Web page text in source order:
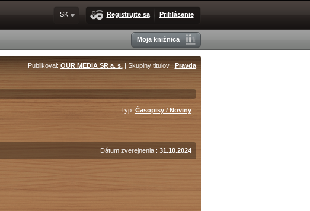
Registrujte sa Prihlásenie
SK
Moja knižnica
Publikoval: OUR MEDIA SR a. s.| Skupiny titulov : Pravda
Typ: Časopisy / Noviny
Dátum zverejnenia : 31.10.2024